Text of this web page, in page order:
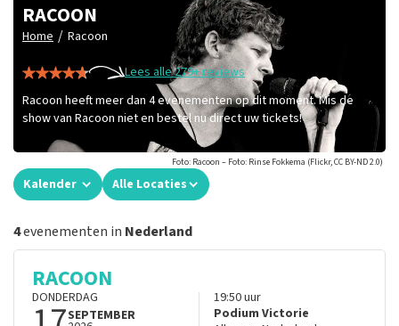
RACOON
Home / Racoon
Lees alle 279+ reviews
Racoon heeft meer dan 4 evenementen op dit moment. Mis de
show van Racoon niet en bestel nu direct uw tickets!
Foto: Racoon – Foto: Rinse Fokkema (Flickr, CC BY-ND 2.0)
Kalender Alle Locaties
4evenementen in Nederland
RACOON
DONDERDAG
SEPTEMBER
19:50uur
Podium Victorie